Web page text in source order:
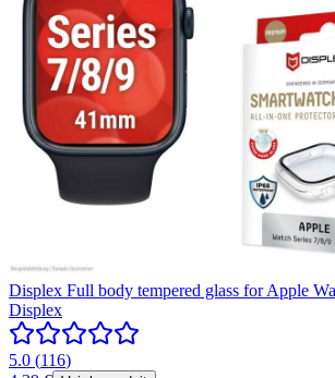
Displex Full body tempered glass for Apple
Displex
5.0 (116)